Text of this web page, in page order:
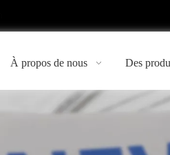
À propos de nous Des